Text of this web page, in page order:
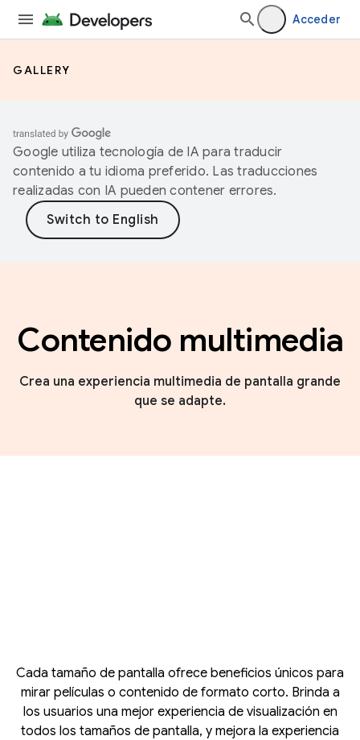
Acceder
GALLERY
Google utiliza tecnología de IA para traducir
contenido a tu idioma preferido. Las traducciones
realizadas con IA pueden contener errores.
Contenido multimedia
Crea una experiencia multimedia de pantalla grande
que se adapte.
Cada tamaño de pantalla ofrece beneficios únicos para
mirar películas o contenido de formato corto. Brinda a
los usuarios una mejor experiencia de visualización en
todos los tamaños de pantalla, y mejora la experiencia